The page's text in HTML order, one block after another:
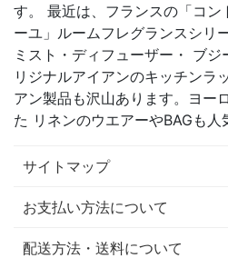
す。 最近は、フランスの「コン
ーユ」ルームフレグランスシリ
ミスト・ディフューザー・ ブ
リジナルアイアンのキッチンラ
アン製品も沢山あります。ヨー
た リネンのウエアーやBAGも人
サイトマップ
お支払い方法について
配送方法・送料について